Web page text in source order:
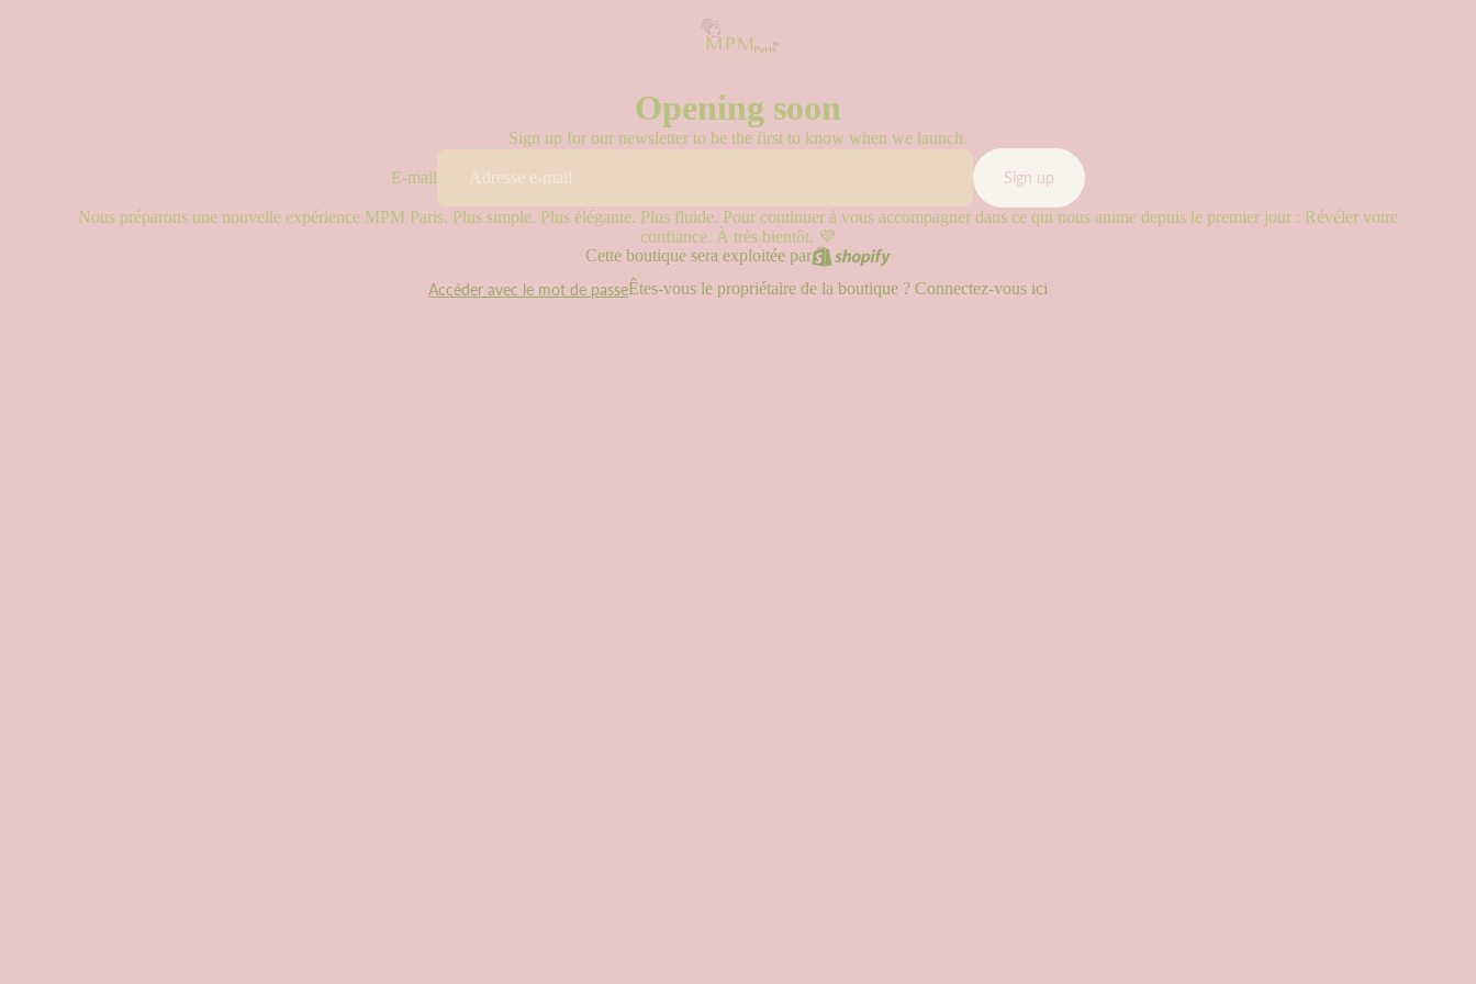
Opening soon
Sign up for our newsletter to be the first to know when we launch.
E-mail Sign up
Nous préparons une nouvelle expérience MPM Paris. Plus simple. Plus élégante. Plus fluide. Pour continuer à vous accompagner dans ce qui nous anime depuis le premier jour : Révéler votre
confiance. À très bientôt. 💜
Cette boutique sera exploitée par
Accéder avec le mot de passeÊtes-vous le propriétaire de la boutique ? Connectez-vous ici